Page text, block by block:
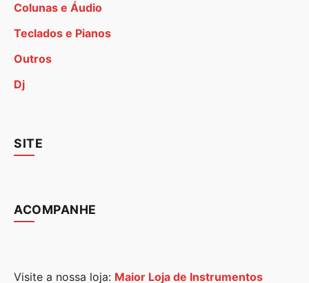
Colunas e Áudio
Teclados e Pianos
Outros
Dj
SITE
ACOMPANHE
Visite a nossa loja: Maior Loja de Instrumentos